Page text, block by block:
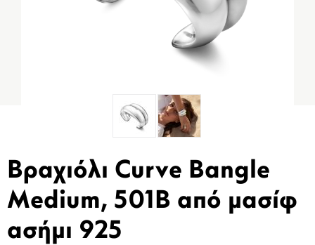
Βραχιόλι Curve Bangle
Medium, 501B από μασίφ
ασήμι 925